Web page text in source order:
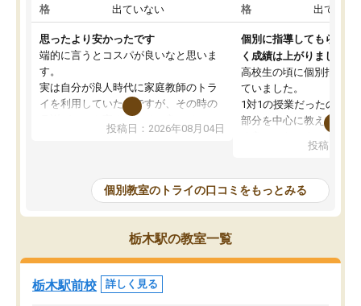
格
出ていない
思ったより安かったです
端的に言うとコスパが良いなと思いま
す。
実は自分が浪人時代に家庭教師のトラ
イを利用していたのですが、その時の
月謝がとても高くトライに良いイメー
ジがありませんでした。
し始めた形です。
しかし、以前とは違い料金がリーズナ
ブルでびっくりしました。
通って1年以上ですが、勉強への取り組
み方が真っすぐに変化（率先して自宅
で復習や予習をする）し成績も向上し
ています。
駅前なので送り迎えが少々負担になっ
投稿日：2026年08月04日
格
出ていな
個別に指導してもらえる
く成績は上がりました。
高校生の頃に個別指導の
ていました。
1対1の授業だったので、
部分を中心に教えてもら
わからないところもそ
もらえたので、勉強への
しずつなくなりました。
その結果成績も上がり、
たのを覚えています。
投稿日：
個別教室のトライの口コミをもっとみる
栃木駅の教室一覧
栃木駅前校 詳しく見る